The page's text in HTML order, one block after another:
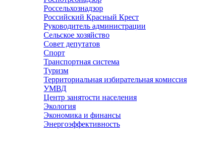
Россельхознадзор
Российский Красный Крест
Руководитель администрации
Сельское хозяйство
Совет депутатов
Спорт
Транспортная система
Туризм
Территориальная избирательная комиссия
УМВД
Центр занятости населения
Экология
Экономика и финансы
Энергоэффективность